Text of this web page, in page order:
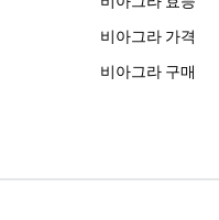
비아그라 가격
비아그라 구매